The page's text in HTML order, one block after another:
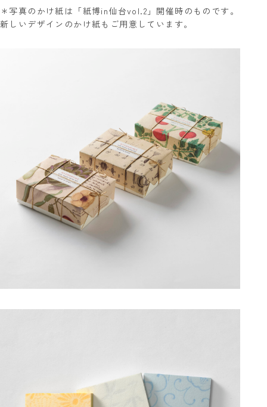
＊写真のかけ紙は「紙博in仙台vol.2」開催時のものです。
新しいデザインのかけ紙もご用意しています。